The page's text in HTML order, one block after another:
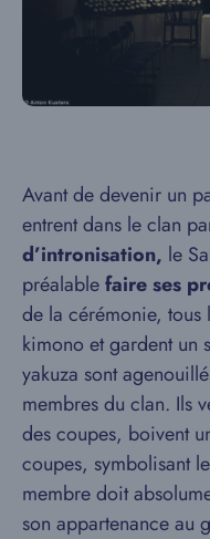
Avant de devenir un
entrent dans le clan
d’intronisation, le
préalablefaire ses
de la cérémonie, tous
kimono et gardent un
yakuza sont
membres du clan. Ils
des coupes, boivent
coupes, symbolisant
membre doit
son appartenance au